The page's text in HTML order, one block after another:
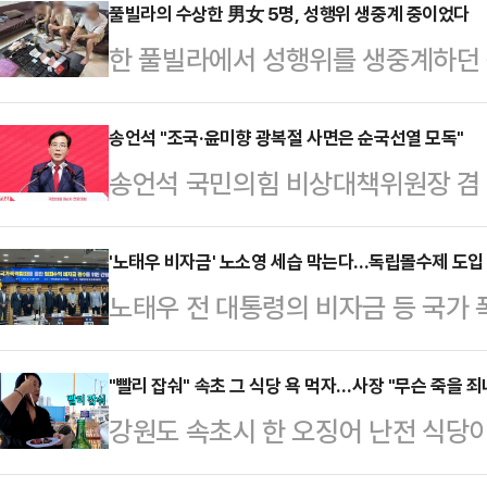
바르셀로나 엘프라트 공항 터미널
아들을 공항에 남겨두고 비행기에
혼자 있다가 공항 직원에게 목격됐
면서 해당 사건이 알려지게 됐다.이
여권이 만료된 사실과 여행지 입국
다. 이에 비행기를…
풀빌라의 수상한 男女 5명, 성행위 생중계 중이었다
한 풀빌라에서 성행위를 생중계하
체포됐다.지난 7일(현지시간) 태국
국 이민청은 6일 경찰이 파타야의
오스 여성 2명을 체포했다고 밝혔
추적한 후 현장을 덮쳐 라이브 방송
인용품, 콘돔, 카메라, 휴대전화 및
중국 온라인 플랫폼을 통해 방송을
면 출연자들에게 …
송언석 "조국·윤미향 광복절 사면은 순국선열 모독"
송언석 국민의힘 비상대책위원장
절 특별사면 대상자 명단에 조국·
범들에게 면죄부를 주고 국론 분열
아 순국선열을 모독하는 것"이라고
에서 열린 비상대책위원회의에서
의 사면 가능성이 거론되는 것에 대
사람 한없이 감싸기식 사면으로 (
고 있다"며 이같…
'노태우 비자금' 노소영 세습 막는다...독립몰수제 도
노태우 전 대통령의 비자금 등 국가
수·환수할 수 있도록 하는 독립몰
상 기소가 불가능한 경우 범죄수익
서기 위해서다.박재평 충북대 법학
의원회관에서 열린 '국가폭력범죄
"빨리 잡숴" 속초 그 식당 욕 먹자…사장 "무슨 죽을
강원도 속초시 한 오징어 난전 식당
받자 식당 측이 영상을 공개한 유튜